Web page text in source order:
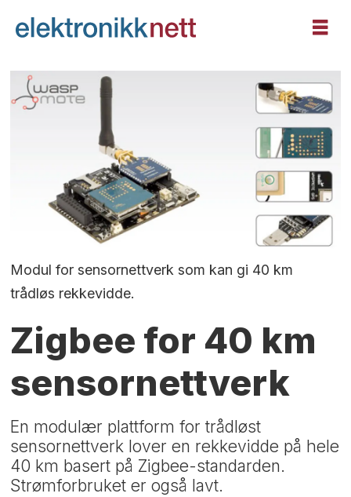
Modul for sensornettverk som kan gi 40 km
trådløs rekkevidde.
Zigbee for 40 km
sensornettverk
En modulær plattform for trådløst
sensornettverk lover en rekkevidde på hele
40 km basert på Zigbee-standarden.
Strømforbruket er også lavt.